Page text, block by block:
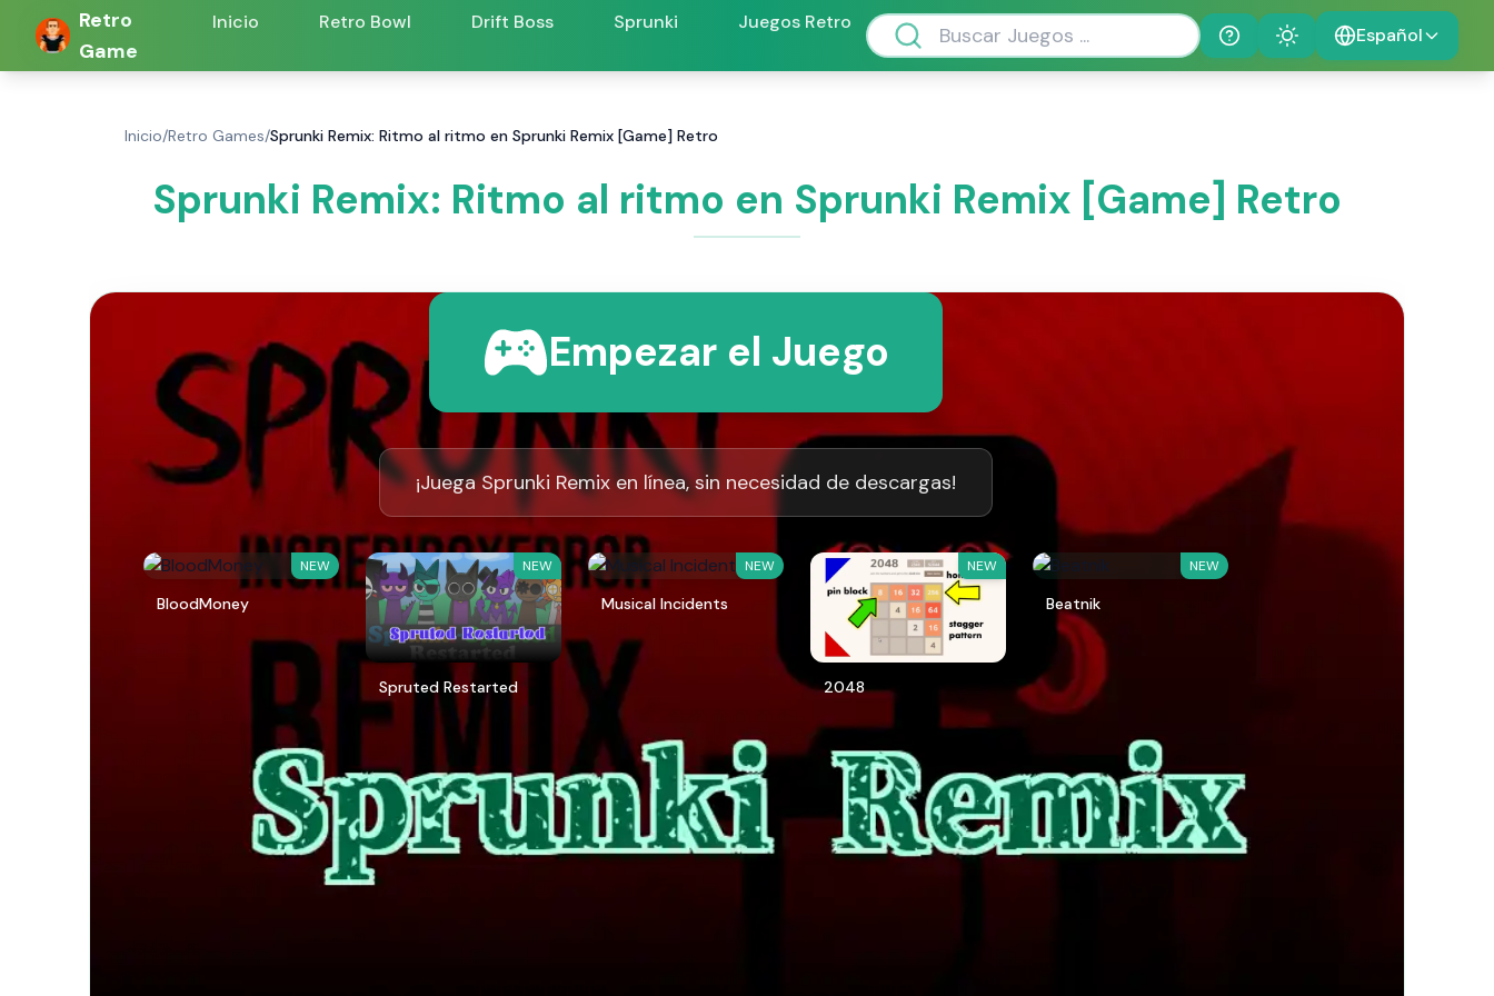
Retro
Game
Inicio Retro Bowl Drift Boss Sprunki
Juegos Retro
Help
Theme Español
Inicio/Retro Games/Sprunki Remix: Ritmo al ritmo en Sprunki Remix [Game] Retro
Sprunki Remix: Ritmo al ritmo en Sprunki Remix [Game] Retro
Empezar el Juego
¡Juega Sprunki Remix en línea, sin necesidad de descargas!
NEW
BloodMoney
NEW
Spruted Restarted
NEW
Musical Incidents
NEW
2048
NEW
Beatnik